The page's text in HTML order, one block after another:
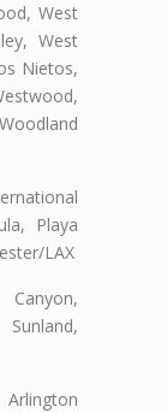
West
West
Nietos,
Playa
LAX